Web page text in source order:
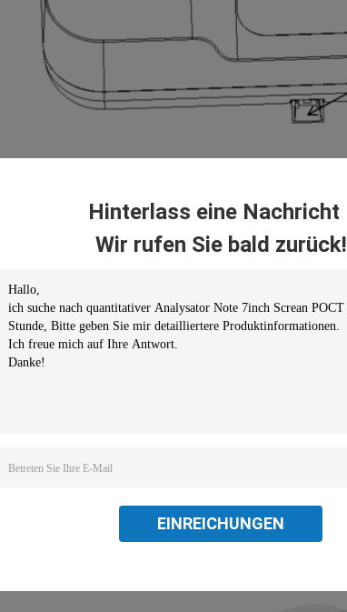
Hinterlass eine Nachricht
Wir rufen Sie bald zurück!
EINREICHUNGEN